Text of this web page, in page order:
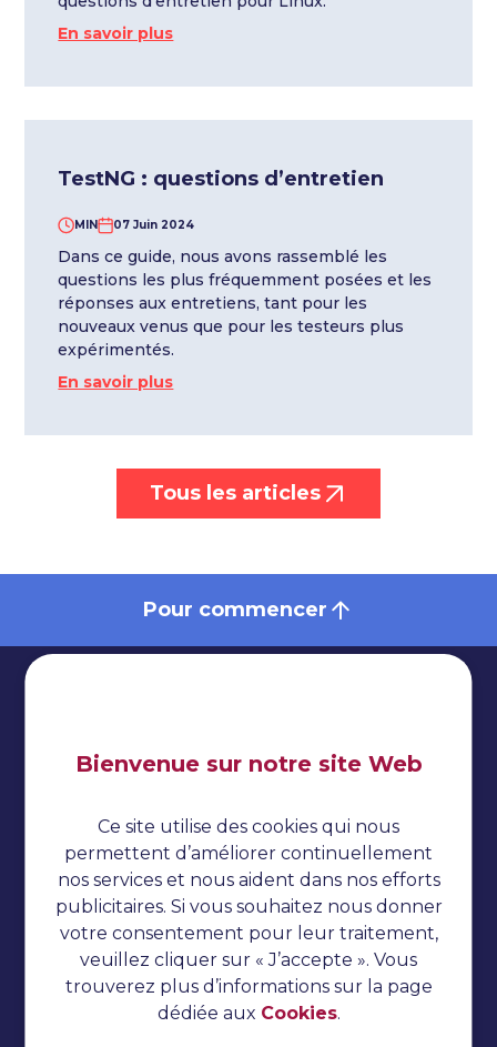
En savoir plus
TestNG : questions d’entretien
MIN 07 Juin 2024
Dans ce guide, nous avons rassemblé les
questions les plus fréquemment posées et les
réponses aux entretiens, tant pour les
nouveaux venus que pour les testeurs plus
expérimentés.
En savoir plus
Tous les articles
Pour commencer
Impressum
Cookies
Tests automatisés
Tutoriel TestNG
Tutoriel sur le concombre
Questions d'entretien
Bienvenue sur notre site Web
Ce site utilise des cookies qui nous
permettent d’améliorer continuellement
nos services et nous aident dans nos efforts
publicitaires. Si vous souhaitez nous donner
votre consentement pour leur traitement,
veuillez cliquer sur « J’accepte ». Vous
trouverez plus d’informations sur la page
dédiée aux Cookies.